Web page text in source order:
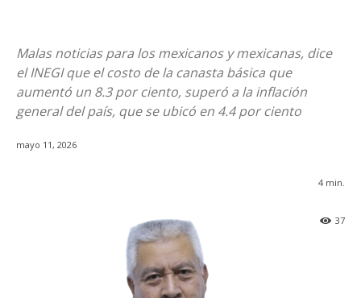
Malas noticias para los mexicanos y mexicanas, dice
el INEGI que el costo de la canasta básica que
aumentó un 8.3 por ciento, superó a la inflación
general del país, que se ubicó en 4.4 por ciento
mayo 11, 2026
4 min.
37